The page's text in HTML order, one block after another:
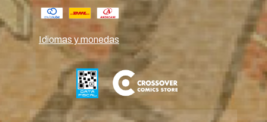
Idiomas y monedas